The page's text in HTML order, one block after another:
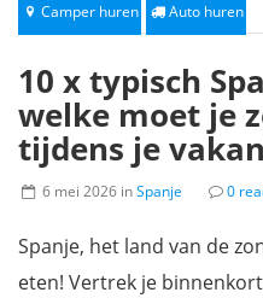
Camper huren Auto huren
10 x typisch
welke moet je
tijdens je
6 mei 2026 inSpanje 0
Spanje, het land van de
eten! Vertrek je